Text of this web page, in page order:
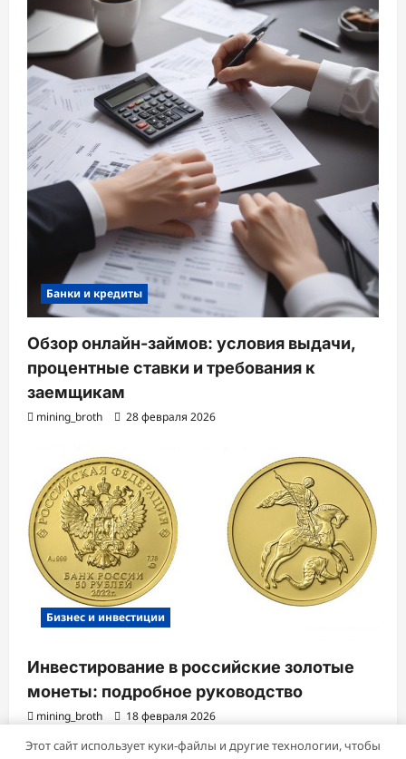
Банки и кредиты
Обзор онлайн-займов: условия выдачи,
процентные ставки и требования к
заемщикам
mining_broth 28 февраля 2026
Бизнес и инвестиции
Инвестирование в российские золотые
монеты: подробное руководство
mining_broth 18 февраля 2026
Этот сайт использует куки-файлы и другие технологии, чтобы